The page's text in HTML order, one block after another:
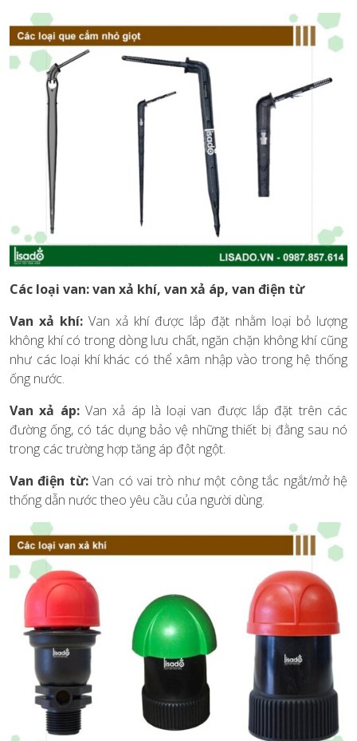
Các loại van: van xả khí, van xả áp, van điện từ
Van xả khí: Van xả khí được lắp đặt nhằm loại bỏ lượng
không khí có trong dòng lưu chất, ngăn chặn không khí cũng
như các loại khí khác có thể xâm nhập vào trong hệ thống
ống nước.
Van xả áp:Van xả áp là loại van được lắp đặt trên các
đường ống, có tác dụng bảo vệ những thiết bị đằng sau nó
trong các trường hợp tăng áp đột ngột.
Van điện từ:Van có vai trò như một công tắc ngắt/mở hệ
thống dẫn nước theo yêu cầu của người dùng.